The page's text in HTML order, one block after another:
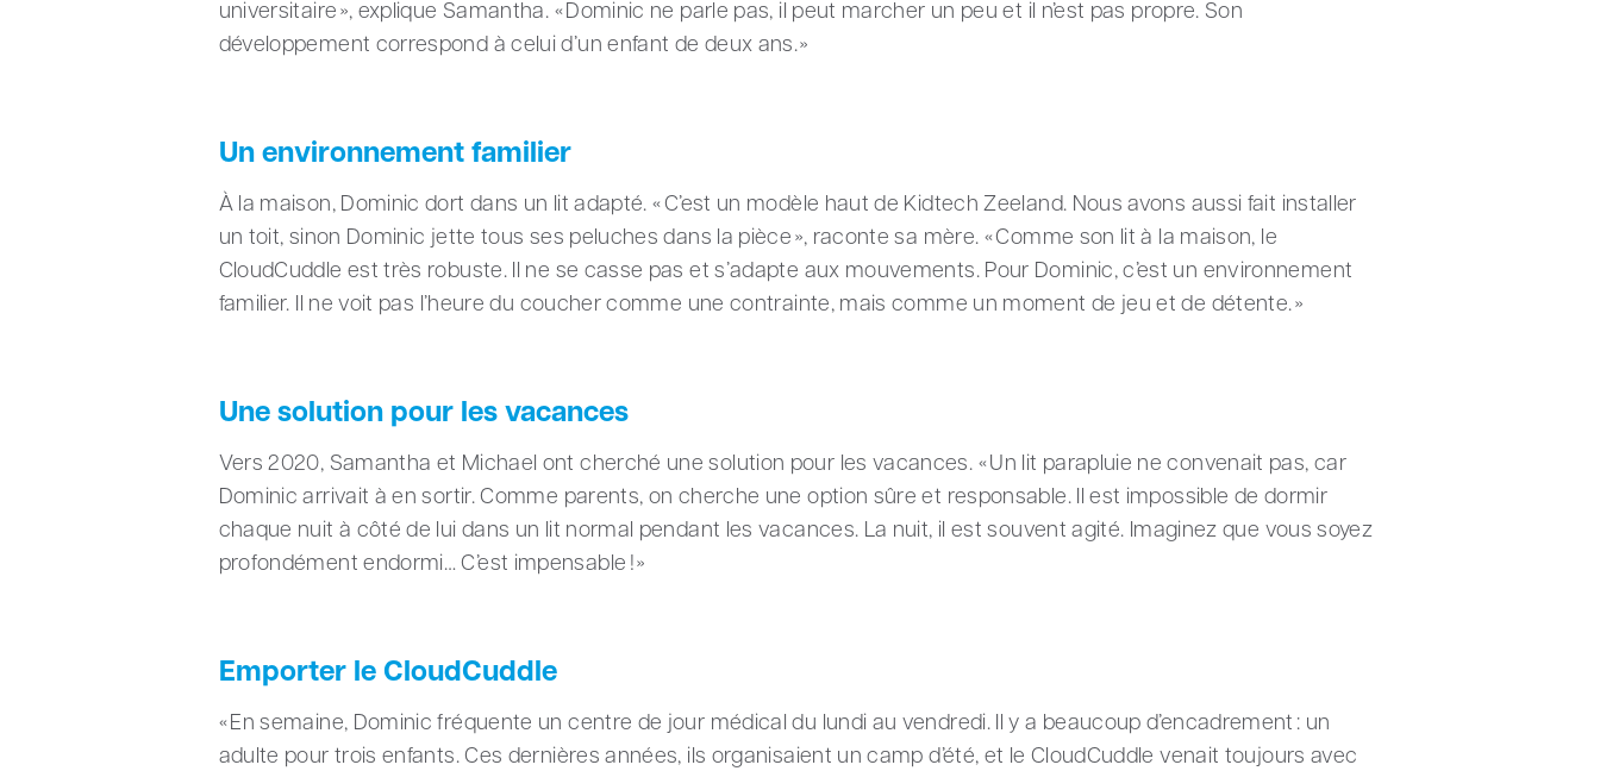
universitaire », explique Samantha. « Dominic ne parle pas, il peut marcher un peu et il n’est pas propre. Son
développement correspond à celui d’un enfant de deux ans. »
Un environnement familier
À la maison, Dominic dort dans un lit adapté. « C’est un modèle haut de Kidtech Zeeland. Nous avons aussi fait installer
un toit, sinon Dominic jette tous ses peluches dans la pièce », raconte sa mère. « Comme son lit à la maison, le
CloudCuddle est très robuste. Il ne se casse pas et s’adapte aux mouvements. Pour Dominic, c’est un environnement
familier. Il ne voit pas l’heure du coucher comme une contrainte, mais comme un moment de jeu et de détente. »
Une solution pour les vacances
Vers 2020, Samantha et Michael ont cherché une solution pour les vacances. « Un lit parapluie ne convenait pas, car
Dominic arrivait à en sortir. Comme parents, on cherche une option sûre et responsable. Il est impossible de dormir
chaque nuit à côté de lui dans un lit normal pendant les vacances. La nuit, il est souvent agité. Imaginez que vous soyez
profondément endormi… C’est impensable ! »
Emporter le CloudCuddle
« En semaine, Dominic fréquente un centre de jour médical du lundi au vendredi. Il y a beaucoup d’encadrement : un
adulte pour trois enfants. Ces dernières années, ils organisaient un camp d’été, et le CloudCuddle venait toujours avec